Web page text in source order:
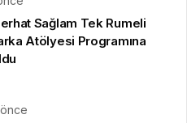
Sağlam Tek Rumeli
Atölyesi Programına